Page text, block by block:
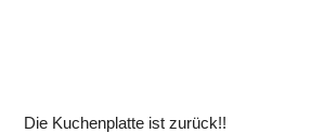
Die Kuchenplatte ist zurück!!